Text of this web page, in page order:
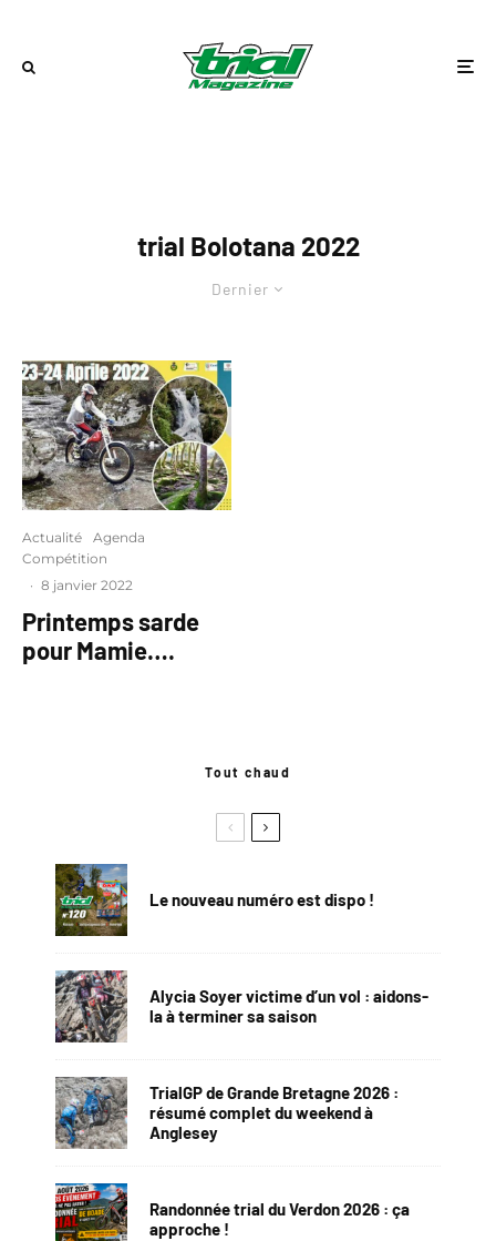
trial Bolotana 2022
Dernier
Actualité
Agenda
Compétition
· 8 janvier 2022
Printemps sarde
pour Mamie….
Tout chaud
Le nouveau numéro est dispo !
Alycia Soyer victime d’un vol : aidons-
la à terminer sa saison
TrialGP de Grande Bretagne 2026 :
résumé complet du weekend à
Anglesey
Randonnée trial du Verdon 2026 : ça
approche !